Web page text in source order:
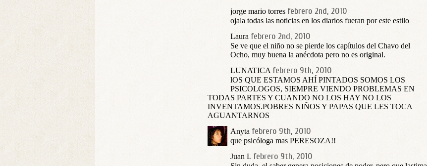
jorge mario torres febrero 2nd, 2010
ojala todas las noticias en los diarios fueran por este estilo
Laura febrero 2nd, 2010
Se ve que el niño no se pierde los capítulos del Chavo del
Ocho, muy buena la anécdota pero no es original.
LUNATICA febrero 9th, 2010
lOS QUE ESTAMOS AHÍ PINTADOS SOMOS LOS
PSICOLOGOS, SIEMPRE VIENDO PROBLEMAS EN
TODAS PARTES Y CUANDO NO LOS HAY NO LOS
INVENTAMOS.POBRES NIÑOS Y PAPAS QUE LES TOCA
AGUANTARNOS
Anyta febrero 9th, 2010
que psicóloga mas PERESOZA!!
Juan L febrero 9th, 2010